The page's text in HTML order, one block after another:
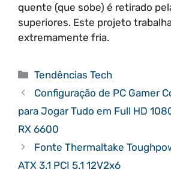
quente (que sobe) é retirado
superiores. Este projeto
extremamente fria.
Categorias
Tendências Tech
Configuração de PC Gamer
para Jogar Tudo em Full HD
RX 6600
Fonte Thermaltake
ATX 3.1 PCI 5.1 12V2x6